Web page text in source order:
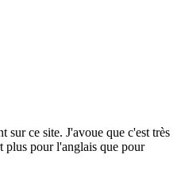
sur ce site. J'avoue que c'est très
plus pour l'anglais que pour